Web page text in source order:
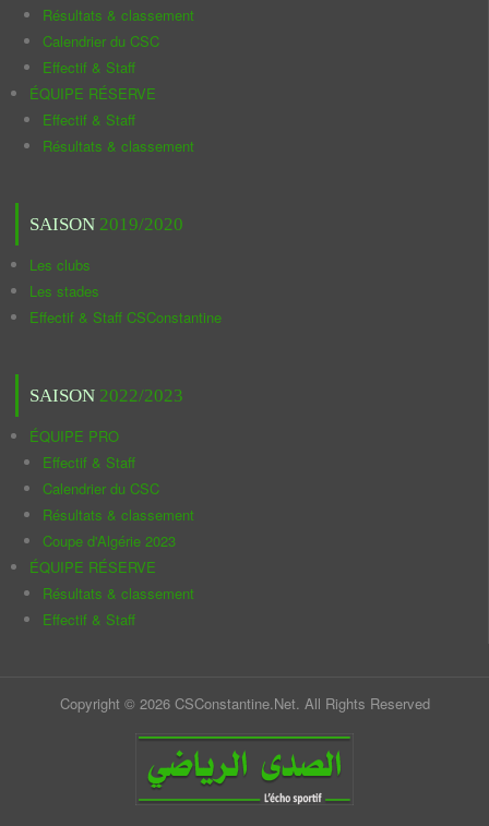
Résultats & classement
Calendrier du CSC
Effectif & Staff
ÉQUIPE RÉSERVE
Effectif & Staff
Résultats & classement
SAISON 2019/2020
Les clubs
Les stades
Effectif & Staff CSConstantine
SAISON 2022/2023
ÉQUIPE PRO
Effectif & Staff
Calendrier du CSC
Résultats & classement
Coupe d'Algérie 2023
ÉQUIPE RÉSERVE
Résultats & classement
Effectif & Staff
Copyright © 2026 CSConstantine.Net. All Rights Reserved